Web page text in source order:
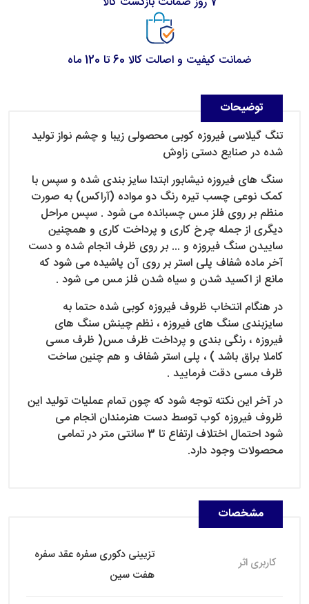
ضمانت کیفیت و اصالت کالا 60 تا 120 ماه
توضیحات
تنگ گیلاسی فیروزه کوبی محصولی زیبا و چشم نواز تولید
شده در صنایع دستی زاوش
سنگ های فیروزه نیشابور ابتدا سایز بندی شده و سپس با
کمک نوعی چسب تیره رنگ دو مواده (آراکس) به صورت
منظم بر روی فلز مس چسبانده می شود . سپس مراحل
دیگری از جمله چرخ کاری و پرداخت کاری و همچنین
ساییدن سنگ فیروزه و ... بر روی ظرف انجام شده و دست
آخر ماده شفاف پلی استر بر روی آن پاشیده می شود که
مانع از اکسید شدن و سیاه شدن فلز مس می شود .
در هنگام انتخاب ظروف فیروزه کوبی شده حتما به
سایزبندی سنگ های فیروزه ، نظم چینش سنگ های
فیروزه ، رنگی بندی و پرداخت ظرف مس( ظرف مسی
کاملا براق باشد ) ، پلی استر شفاف و هم چنین ساخت
ظرف مسی دقت فرمایید .
در آخر این نکته توجه شود که چون تمام عملیات تولید این
ظروف فیروزه کوب توسط دست هنرمندان انجام می
شود احتمال اختلاف ارتفاع تا 3 سانتی متر در تمامی
محصولات وجود دارد.
مشخصات
کاربری اثر
تزیینی دکوری سفره عقد سفره
هفت سین